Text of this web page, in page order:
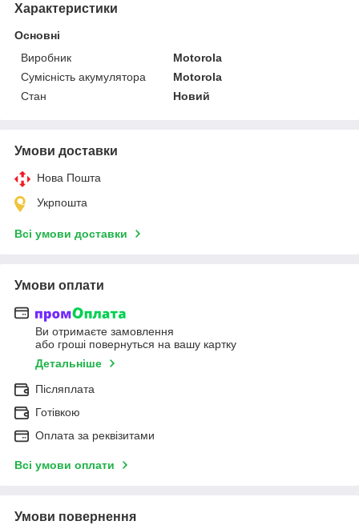
Характеристики
Основні
Виробник
Motorola
Сумісність акумулятора
Motorola
Стан
Новий
Умови доставки
Нова Пошта
Укрпошта
Всі умови доставки
Умови оплати
Ви отримаєте замовлення
або гроші повернуться на вашу картку
Детальніше
Післяплата
Готівкою
Оплата за реквізитами
Всі умови оплати
Умови повернення